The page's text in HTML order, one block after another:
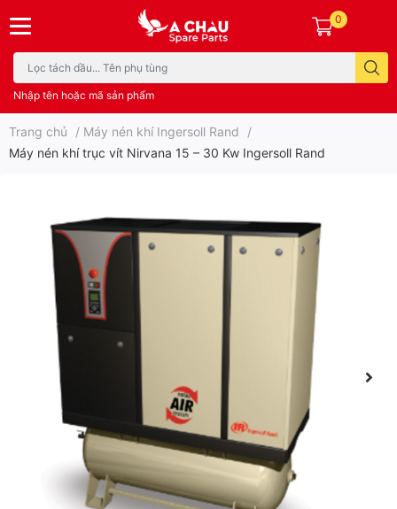
Nhập tên hoặc mã sản phẩm
0
Trang chủ / Máy nén khí Ingersoll Rand
/
Máy nén khí trục vít Nirvana 15 – 30 Kw Ingersoll Rand